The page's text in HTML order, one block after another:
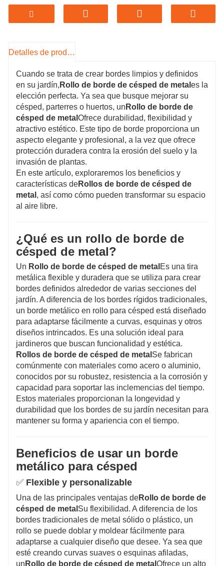
rectos, brindando una apariencia limpia y
profesional. Ideal para separar céspedes,
tierra, el mantillo y la grava en su lugar. Fácil de
necesidades de paisajismo, lo que lo convierte
en un complemento versátil para cualquier
jardín. Mejore su espacio exterior con nuestro
confiable y elegante rollo metálico para bordes
de césped.
Detalles de producto
Cuando se trata de crear bordes limpios y definidos
en su jardín, Rollo de borde de césped de metal es la
elección perfecta. Ya sea que busque mejorar su
césped, parterres o huertos, un Rollo de borde de
césped de metal Ofrece durabilidad, flexibilidad y
atractivo estético. Este tipo de borde proporciona un
aspecto elegante y profesional, a la vez que ofrece
protección duradera contra la erosión del suelo y la
invasión de plantas.
En este artículo, exploraremos los beneficios y
características deRollos de borde de césped de
metal , así como cómo pueden transformar su espacio
al aire libre.
¿Qué es un rollo de borde de
césped de metal?
Un Rollo de borde de césped de metal Es una tira
metálica flexible y duradera que se utiliza para crear
bordes definidos alrededor de varias secciones del
jardín. A diferencia de los bordes rígidos tradicionales,
un borde metálico en rollo para césped está diseñado
para adaptarse fácilmente a curvas, esquinas y otros
diseños intrincados. Es una solución ideal para
jardineros que buscan funcionalidad y estética.
Rollos de borde de césped de metal Se fabrican
comúnmente con materiales como acero o aluminio,
conocidos por su robustez, resistencia a la corrosión y
capacidad para soportar las inclemencias del tiempo.
Estos materiales proporcionan la longevidad y
durabilidad que los bordes de su jardín necesitan para
mantener su forma y apariencia con el tiempo.
Beneficios de usar un borde
metálico para césped
✅ Flexible y personalizable
Una de las principales ventajas deRollo de borde de
césped de metal Su flexibilidad. A diferencia de los
bordes tradicionales de metal sólido o plástico, un
rollo se puede doblar y moldear fácilmente para
adaptarse a cualquier diseño que desee. Ya sea que
esté creando curvas suaves o esquinas afiladas,
un Rollo de borde de césped de metal Ofrece un alto